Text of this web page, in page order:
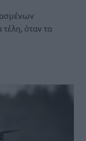
όταν τα